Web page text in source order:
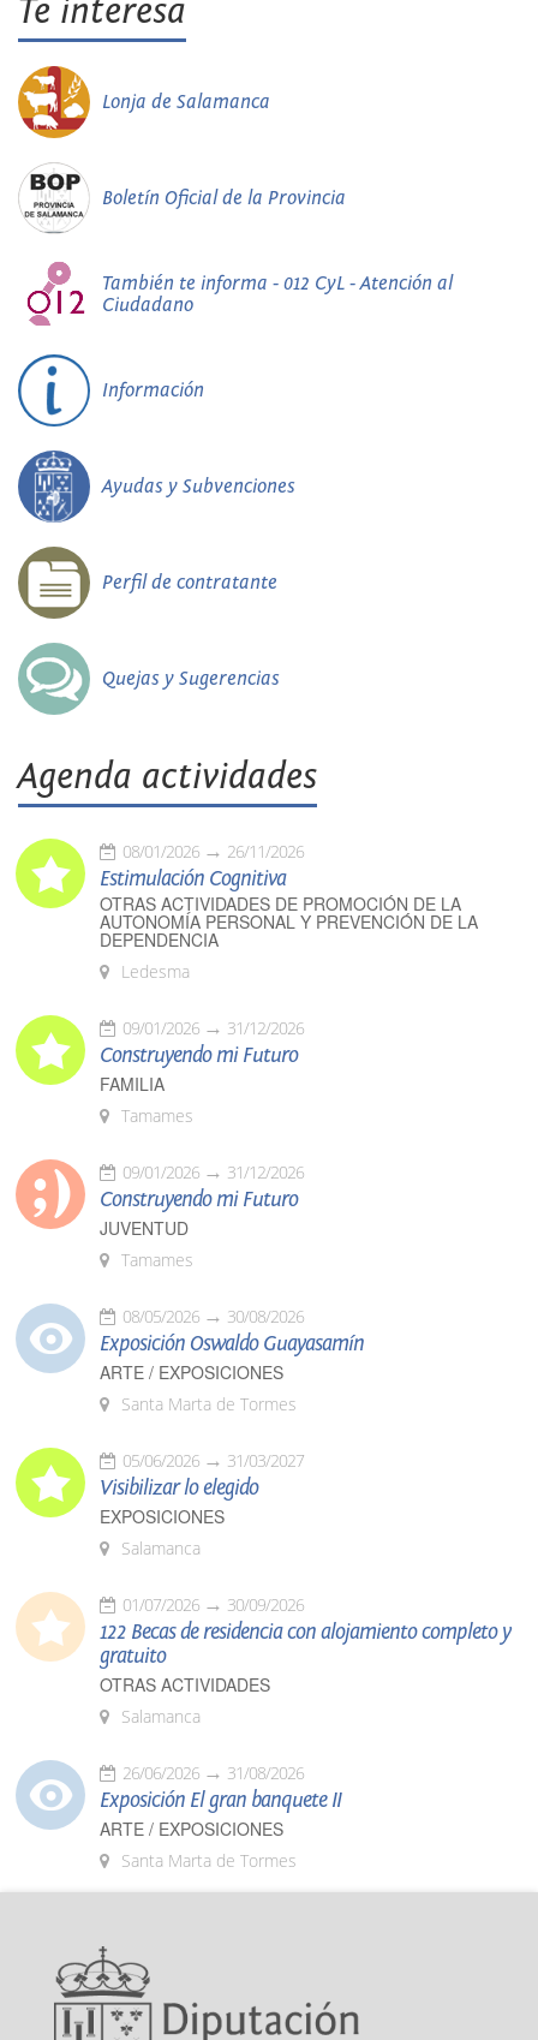
Te interesa
Lonja de Salamanca
Boletín Oficial de la Provincia
También te informa - 012 CyL - Atención al
Ciudadano
Información
Ayudas y Subvenciones
Perfil de contratante
Quejas y Sugerencias
Agenda actividades
08/01/2026 26/11/2026
Estimulación Cognitiva
OTRAS ACTIVIDADES DE PROMOCIÓN DE LA
AUTONOMÍA PERSONAL Y PREVENCIÓN DE LA
DEPENDENCIA
Ledesma
09/01/2026 31/12/2026
Construyendo mi Futuro
FAMILIA
Tamames
09/01/2026 31/12/2026
Construyendo mi Futuro
JUVENTUD
Tamames
08/05/2026 30/08/2026
Exposición Oswaldo Guayasamín
ARTE / EXPOSICIONES
Santa Marta de Tormes
05/06/2026 31/03/2027
Visibilizar lo elegido
EXPOSICIONES
Salamanca
01/07/2026 30/09/2026
122 Becas de residencia con alojamiento completo y
gratuito
OTRAS ACTIVIDADES
Salamanca
26/06/2026 31/08/2026
Exposición El gran banquete II
ARTE / EXPOSICIONES
Santa Marta de Tormes